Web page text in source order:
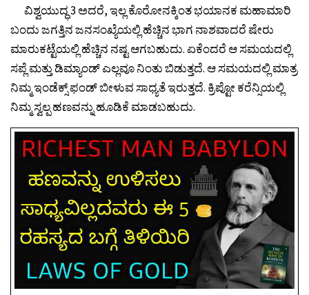
ವಿಶ್ವಯುದ್ಧ 3 ಅದರೆ, ಇಲ್ಲ ಕೊರೋನಕ್ಕಿಂತ ಭಯಾನಕ ಮಹಾಮಾರಿ
ಬಂದು ಜಗತ್ತಿನ ಜನಸಂಖ್ಯೆಯಲ್ಲಿ ಹೆಚ್ಚಿನ ಭಾಗ ನಾಶವಾದರೆ ಷೇರು
ಮಾರುಕಟ್ಟೆಯಲ್ಲಿ ಹೆಚ್ಚಿನ ನಷ್ಟ ಆಗಬಹುದು. ಏಕೆಂದರೆ ಆ ಸಮಯದಲ್ಲಿ
ಸಪ್ಲೆ ಮತ್ತು ಡಿಮ್ಯಾಂಡ್ ಎಲ್ಲವೂ ನಿಂತು ಬಿಡುತ್ತದೆ. ಆ ಸಮಯದಲ್ಲಿ ಮಾತ್ರ
ನಿಮ್ಮ ಇಂಡೆಕ್ಸ್ ಫಂಡ್ ಬೀಳುವ ಸಾಧ್ಯತೆ ಇರುತ್ತದೆ. ಕ್ರಿಪ್ಟೋ ಕರೆನ್ಸಿಯಲ್ಲಿ
ನಿಮ್ಮ ಸ್ವಲ್ಪ ಹಣವನ್ನು ಹೂಡಿಕೆ ಮಾಡಬಹುದು.